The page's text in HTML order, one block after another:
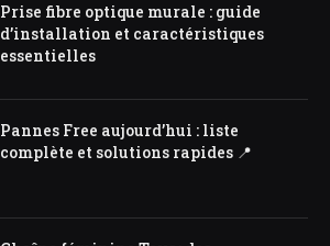
Prise fibre optique murale : guide
d’installation et caractéristiques
essentielles
Pannes Free aujourd’hui : liste
complète et solutions rapides 📍